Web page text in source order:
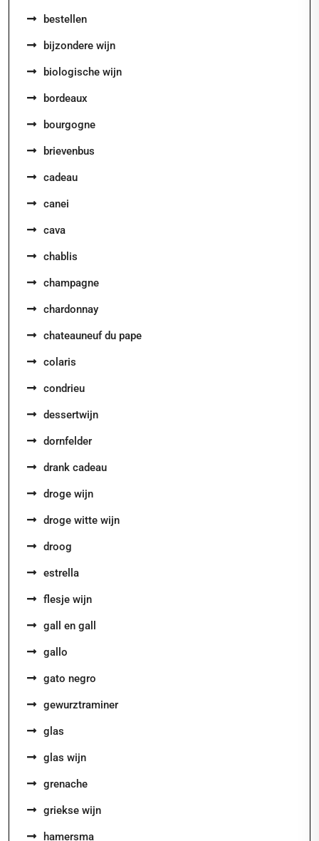
bestellen
bijzondere wijn
biologische wijn
bordeaux
bourgogne
brievenbus
cadeau
canei
cava
chablis
champagne
chardonnay
chateauneuf du pape
colaris
condrieu
dessertwijn
dornfelder
drank cadeau
droge wijn
droge witte wijn
droog
estrella
flesje wijn
gall en gall
gallo
gato negro
gewurztraminer
glas
glas wijn
grenache
griekse wijn
hamersma